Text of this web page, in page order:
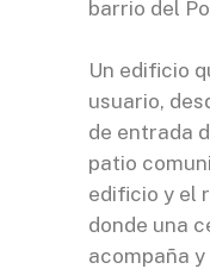
barrio del
Un edificio
usuario,
de entrada
patio
edificio y el
donde una
acompaña